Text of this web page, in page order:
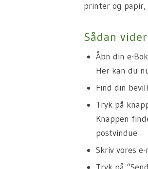
printer og
Sådan
Åbn din e-
Her kan du
Find din
Tryk på
Knappen
postvindue
Skriv vores